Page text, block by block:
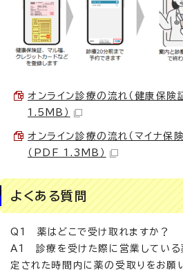
オンライン診療の流れ（健康保険
1.5MB）
オンライン診療の流れ（マイナ保
（PDF 1.3MB）
よくある質問
Q1 薬はどこで受け取れますか？
A1 診療を受けた際に営業している
定された時間内に薬の受取りをお願